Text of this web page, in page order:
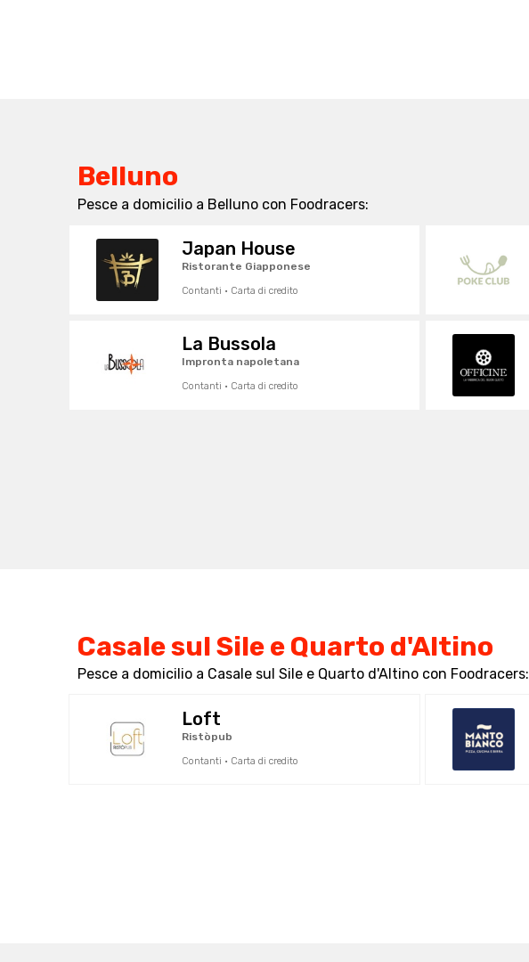
Belluno
Pesce a domicilio a Belluno con Foodracers:
Japan House
Ristorante Giapponese
Contanti · Carta di credito
La Bussola
Impronta napoletana
Contanti · Carta di credito
Casale sul Sile e Quarto d'Altino
Pesce a domicilio a Casale sul Sile e Quarto d'Altino con Foodracers:
Loft
Ristòpub
Contanti · Carta di credito